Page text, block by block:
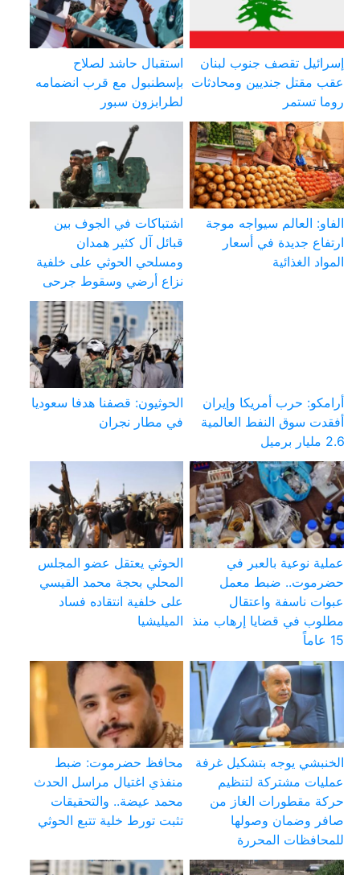
إسرائيل تقصف جنوب لبنان
عقب مقتل جنديين ومحادثات
روما تستمر
استقبال حاشد لصلاح
بإسطنبول مع قرب انضمامه
لطرابزون سبور
الفاو: العالم سيواجه موجة
ارتفاع جديدة في أسعار
المواد الغذائية
اشتباكات في الجوف بين
قبائل آل كثير همدان
ومسلحي الحوثي على خلفية
نزاع أرضي وسقوط جرحى
أرامكو: حرب أمريكا وإيران
أفقدت سوق النفط العالمية
2.6 مليار برميل
الحوثيون: قصفنا هدفا سعوديا
في مطار نجران
عملية نوعية بالعبر في
حضرموت.. ضبط معمل
عبوات ناسفة واعتقال
مطلوب في قضايا إرهاب منذ
15 عاماً
الحوثي يعتقل عضو المجلس
المحلي بحجة محمد القيسي
على خلفية انتقاده فساد
الميليشيا
الخنبشي يوجه بتشكيل غرفة
عمليات مشتركة لتنظيم
حركة مقطورات الغاز من
صافر وضمان وصولها
للمحافظات المحررة
محافظ حضرموت: ضبط
منفذي اغتيال مراسل الحدث
محمد عيضة.. والتحقيقات
تثبت تورط خلية تتبع الحوثي